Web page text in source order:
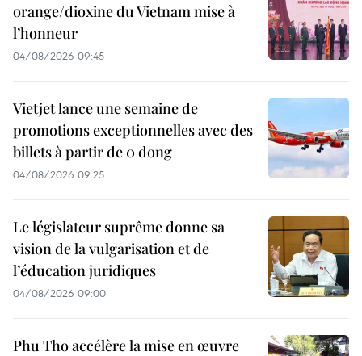
orange/dioxine du Vietnam mise à
l’honneur
04/08/2026 09:45
Vietjet lance une semaine de
promotions exceptionnelles avec des
billets à partir de 0 dong
04/08/2026 09:25
Le législateur suprême donne sa
vision de la vulgarisation et de
l’éducation juridiques
04/08/2026 09:00
Phu Tho accélère la mise en œuvre